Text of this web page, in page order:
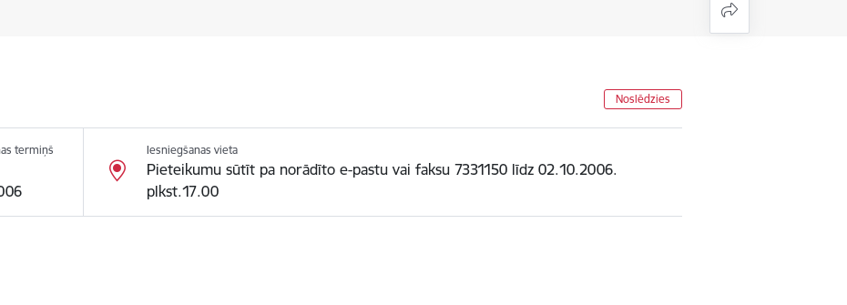
Noslēdzies
termiņš Iesniegšanas vieta
Pieteikumu sūtīt pa norādīto e-pastu vai faksu 7331150 līdz 02.10.2006.
plkst.17.00